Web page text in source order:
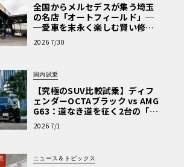
全国からメルセデスが集う埼玉
の名店「オートフィールド」─
─愛車を末永く楽しむ賢い修理
術と、プロがフックス製オイル
を選ぶ理由〈PR〉
2026 7/30
国内試乗
【究極のSUV比較試乗】ディフ
ェンダーOCTAブラック vs AMG
G63：道なき道を征く2台の「対
極的アプローチ」
2026 7/1
ニュース＆トピックス